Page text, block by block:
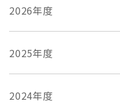
2026年度
2025年度
2024年度